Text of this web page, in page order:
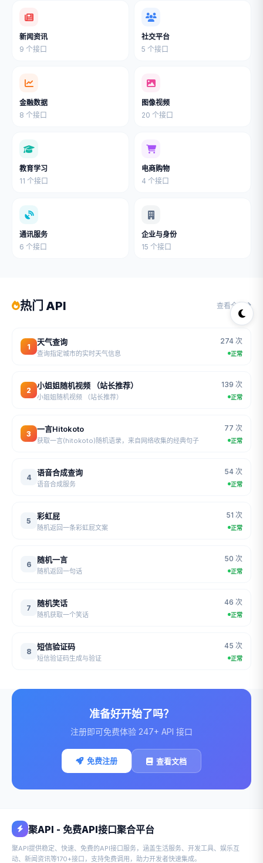
新闻资讯
9 个接口
社交平台
5 个接口
金融数据
8 个接口
图像视频
20 个接口
教育学习
11 个接口
电商购物
4 个接口
通讯服务
6 个接口
企业与身份
15 个接口
热门 API 查看全部
1
天气查询
查询指定城市的实时天气信息
274 次
正常
2
小姐姐随机视频 （站长推荐）
小姐姐随机视频 （站长推荐）
139 次
正常
3
一言Hitokoto
获取一言(hitokoto)随机语录，来自网络收集的经典句子
77 次
正常
4
语音合成查询
语音合成服务
54 次
正常
5
彩虹屁
随机返回一条彩虹屁文案
51 次
正常
6
随机一言
随机返回一句话
50 次
正常
7
随机笑话
随机获取一个笑话
46 次
正常
8
短信验证码
短信验证码生成与验证
45 次
正常
准备好开始了吗？
注册即可免费体验 247+ API 接口
免费注册 查看文档
聚API - 免费API接口聚合平台
聚API提供稳定、快速、免费的API接口服务，涵盖生活服务、开发工具、娱乐互
动、新闻资讯等170+接口，支持免费调用，助力开发者快速集成。